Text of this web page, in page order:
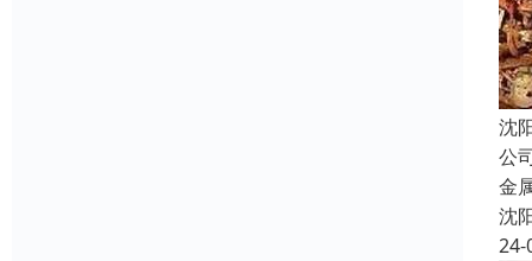
沈
公
金
沈
24-